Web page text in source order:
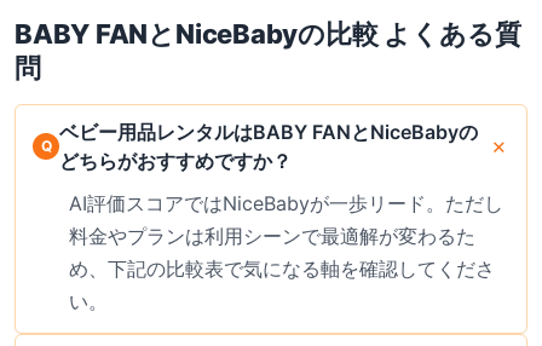
BABY FANとNiceBabyの比較 よくある質
問
ベビー用品レンタルはBABY FANとNiceBabyの
どちらがおすすめですか？
AI評価スコアではNiceBabyが一歩リード。ただし
料金やプランは利用シーンで最適解が変わるた
め、下記の比較表で気になる軸を確認してくださ
い。